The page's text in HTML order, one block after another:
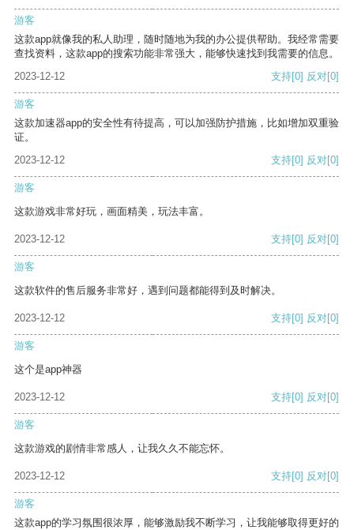
游客
这款app就像我的私人助理，随时随地为我的办公提供帮助。我经常需要
查找资料，这款app的搜索功能非常强大，能够快速找到我需要的信息。
2023-12-12
支持[0] 反对[0]
游客
这款加速器app的安全性有待提高，可以加强防护措施，比如增加双重验
证。
2023-12-12
支持[0] 反对[0]
游客
这款游戏非常好玩，画面精美，玩法丰富。
2023-12-12 支持[0] 反对[0]
游客
这款软件的售后服务非常好，遇到问题都能得到及时解决。
2023-12-12 支持[0] 反对[0]
游客
这个是app神器
2023-12-12 支持[0] 反对[0]
游客
这款游戏的剧情非常感人，让我久久不能忘怀。
2023-12-12 支持[0] 反对[0]
游客
这款app的学习氛围很浓厚，能够激励我不断学习，让我能够取得更好的